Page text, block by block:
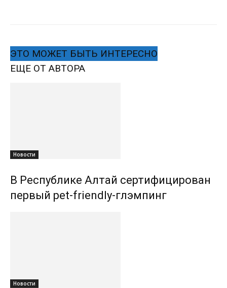
ЭТО МОЖЕТ БЫТЬ ИНТЕРЕСНО
ЕЩЕ ОТ АВТОРА
Новости
В Республике Алтай сертифицирован
первый pet-friendly-глэмпинг
Новости